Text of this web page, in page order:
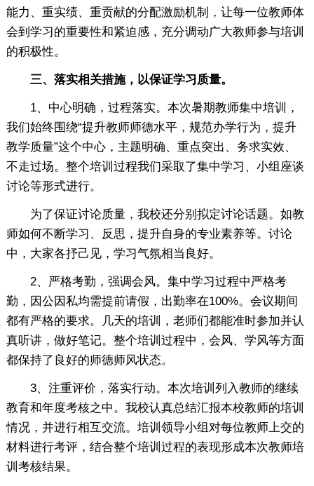
能力、重实绩、重贡献的分配激励机制，让每一位教师体
会到学习的重要性和紧迫感，充分调动广大教师参与培训
的积极性。
三、落实相关措施，以保证学习质量。
1、中心明确，过程落实。本次暑期教师集中培训，
我们始终围绕“提升教师师德水平，规范办学行为，提升
教学质量”这个中心，主题明确、重点突出、务求实效、
不走过场。整个培训过程我们采取了集中学习、小组座谈
讨论等形式进行。
为了保证讨论质量，我校还分别拟定讨论话题。如教
师如何不断学习、反思，提升自身的专业素养等。讨论
中，大家各抒己见，学习气氛相当良好。
2、严格考勤，强调会风。集中学习过程中严格考
勤，因公因私均需提前请假，出勤率在100%。会议期间
都有严格的要求。几天的培训，老师们都能准时参加并认
真听讲，做好笔记。整个培训过程中，会风、学风等方面
都保持了良好的师德师风状态。
3、注重评价，落实行动。本次培训列入教师的继续
教育和年度考核之中。我校认真总结汇报本校教师的培训
情况，并进行相互交流。培训领导小组对每位教师上交的
材料进行考评，结合整个培训过程的表现形成本次教师培
训考核结果。